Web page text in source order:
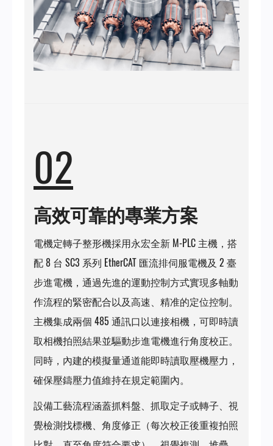
02
高效可靠的專業方案
電機定轉子整形機採用永宏全新 M-PLC 主機，搭
配 8 台 SC3 系列 EtherCAT 匯流排伺服電機及 2 臺
步進電機，通過先進的運動控制方式實現多軸動
作流程的緊密配合以及高速、精准的定位控制。
主機集成兩個 485 通訊口以連接相機，可即時讀
取相機拍照結果並驅動步進電機進行角度校正。
同時，內建的模擬量通道能即時讀取壓機壓力，
確保壓鑄壓力值維持在規定範圍內。
設備工藝流程涵蓋抓料盤、抓取定子或轉子、視
覺檢測找標機、角度修正（每次校正後重複拍照